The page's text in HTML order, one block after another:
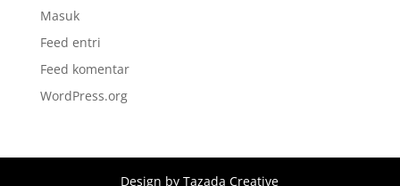
Masuk
Feed entri
Feed komentar
WordPress.org
Design by Tazada Creative